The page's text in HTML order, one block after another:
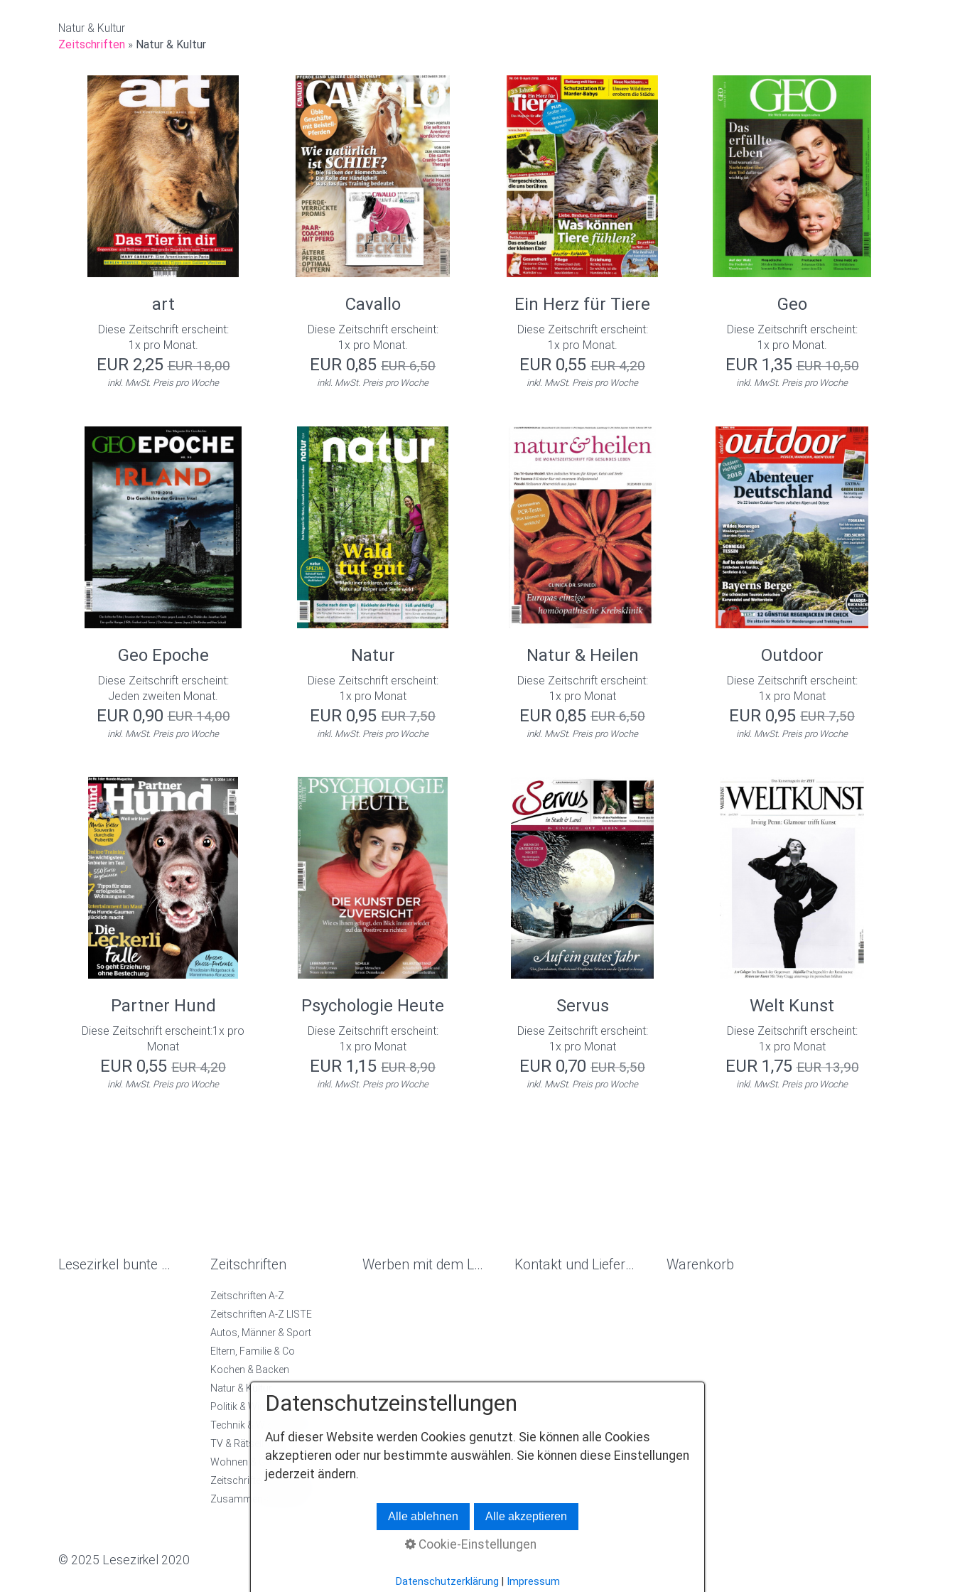
Natur & Kultur
Zeitschriften » Natur & Kultur
art
Diese Zeitschrift erscheint:
1x pro Monat.
EUR 2,25EUR 18,00
inkl. MwSt. Preis pro Woche
Cavallo
Diese Zeitschrift erscheint:
1x pro Monat.
EUR 0,85 EUR 6,50
inkl. MwSt. Preis pro Woche
Ein Herz für Tiere
Diese Zeitschrift erscheint:
1x pro Monat.
EUR 0,55 EUR 4,20
inkl. MwSt. Preis pro Woche
Geo
Diese Zeitschrift erscheint:
1x pro Monat.
EUR 1,35EUR 10,50
inkl. MwSt. Preis pro Woche
Geo Epoche
Diese Zeitschrift erscheint:
Jeden zweiten Monat.
EUR 0,90EUR 14,00
inkl. MwSt. Preis pro Woche
Natur
Diese Zeitschrift erscheint:
1x pro Monat
EUR 0,95 EUR 7,50
inkl. MwSt. Preis pro Woche
Natur & Heilen
Diese Zeitschrift erscheint:
1x pro Monat
EUR 0,85 EUR 6,50
inkl. MwSt. Preis pro Woche
Outdoor
Diese Zeitschrift erscheint:
1x pro Monat
EUR 0,95 EUR 7,50
inkl. MwSt. Preis pro Woche
Partner Hund
Diese Zeitschrift erscheint:1x pro
Monat
EUR 0,55 EUR 4,20
inkl. MwSt. Preis pro Woche
Psychologie Heute
Diese Zeitschrift erscheint:
1x pro Monat
EUR 1,15 EUR 8,90
inkl. MwSt. Preis pro Woche
Servus
Diese Zeitschrift erscheint:
1x pro Monat
EUR 0,70 EUR 5,50
inkl. MwSt. Preis pro Woche
Welt Kunst
Diese Zeitschrift erscheint:
1x pro Monat
EUR 1,75EUR 13,90
inkl. MwSt. Preis pro Woche
Lesezirkel bunte Welt Zeitschriften
Zeitschriften A-Z
Zeitschriften A-Z LISTE
Autos, Männer & Sport
Eltern, Familie & Co
Kochen & Backen
Natur & Kultur
Politik & Wirtschaft
Technik & Wissenschaft
TV & Rätselhefte
Wohnen & Garten
Zeitschriften für die Frau
Werben mit dem Lesezirkel Kontakt und Liefergebiet Warenkorb
© 2025 Lesezirkel 2020
Datenschutzeinstellungen
Auf dieser Website werden Cookies genutzt. Sie können alle Cookies
akzeptieren oder nur bestimmte auswählen. Sie können diese Einstellungen
jederzeit ändern.
Alle ablehnen Alle akzeptieren
Cookie-Einstellungen
Datenschutzerklärung | Impressum